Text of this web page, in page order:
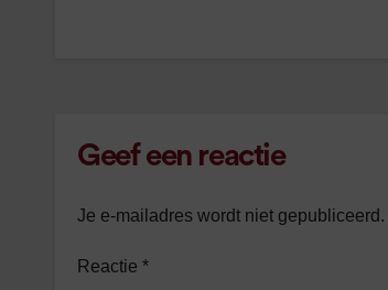
Geef een reactie
Je e-mailadres wordt niet gepubliceerd.
Reactie *